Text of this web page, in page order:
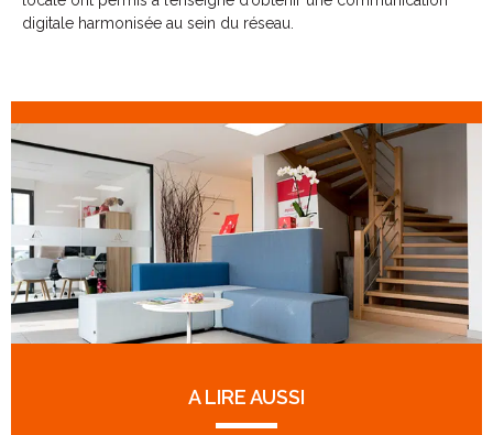
digitale harmonisée au sein du réseau.
A LIRE AUSSI